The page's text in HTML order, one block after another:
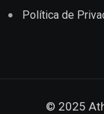
Política de
© 2025